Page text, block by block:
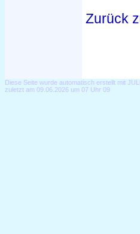
Zurück
Diese Seite wurde automatisch erstellt mit
zuletzt am 09.06.2026 um 07 Uhr 09